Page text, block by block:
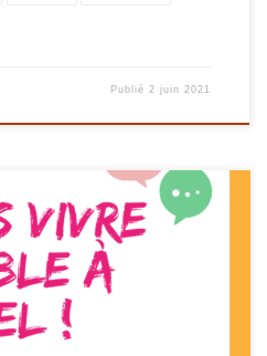
Publié 2 juin 2021
groupe 2 Le second
de Castelsarrasin prend la
les cultures de différents pays
plats typiques… tout pour
enfants débattent sur la